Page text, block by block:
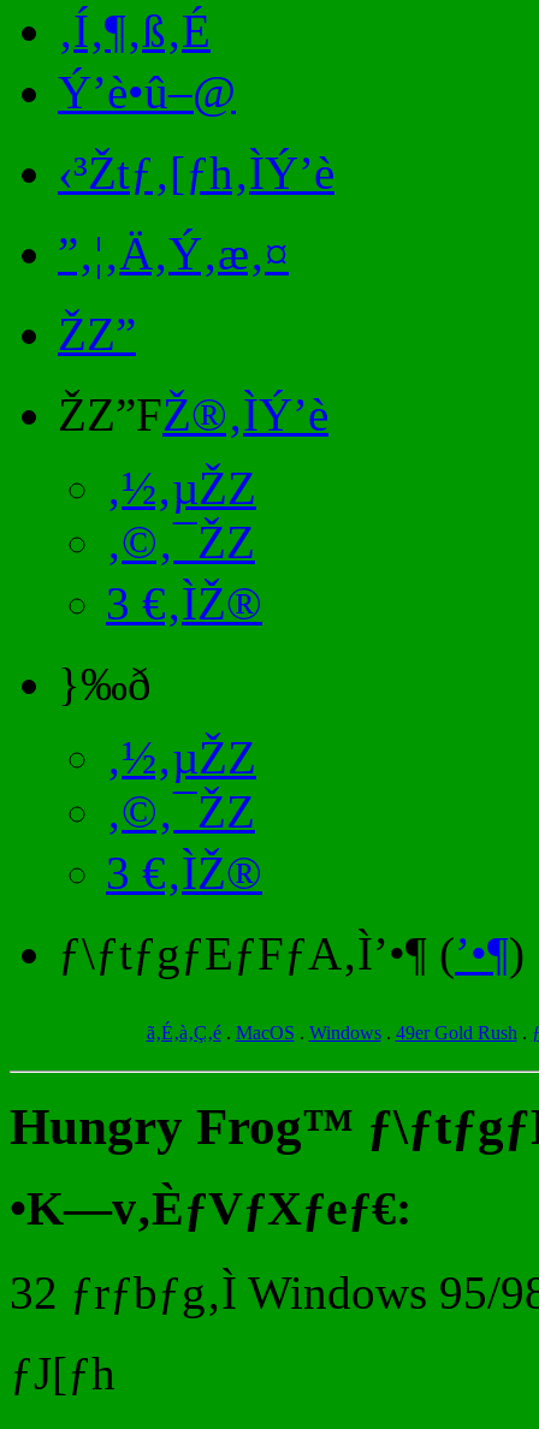
‚Í‚¶‚ß‚É
Ý’è•û–@
‹³Žtƒ‚[ƒh‚ÌÝ’è
”‚¦‚Ä‚Ý‚æ‚¤
ŽZ”
ŽZ”FŽ®‚ÌÝ’è
‚½‚µŽZ
‚©‚¯ŽZ
3 €‚ÌŽ®
}‰ð
‚½‚µŽZ
‚©‚¯ŽZ
3 €‚ÌŽ®
ƒ\ƒtƒgƒEƒFƒA‚Ì’•¶ (’•¶)
ã‚É‚à‚Ç‚é. MacOS . Windows. 49er Gold Rush .
Hungry Frog™
•K—v‚ÈƒVƒXƒeƒ€:
32 ƒrƒbƒg‚Ì Windows 95/
ƒJ[ƒh